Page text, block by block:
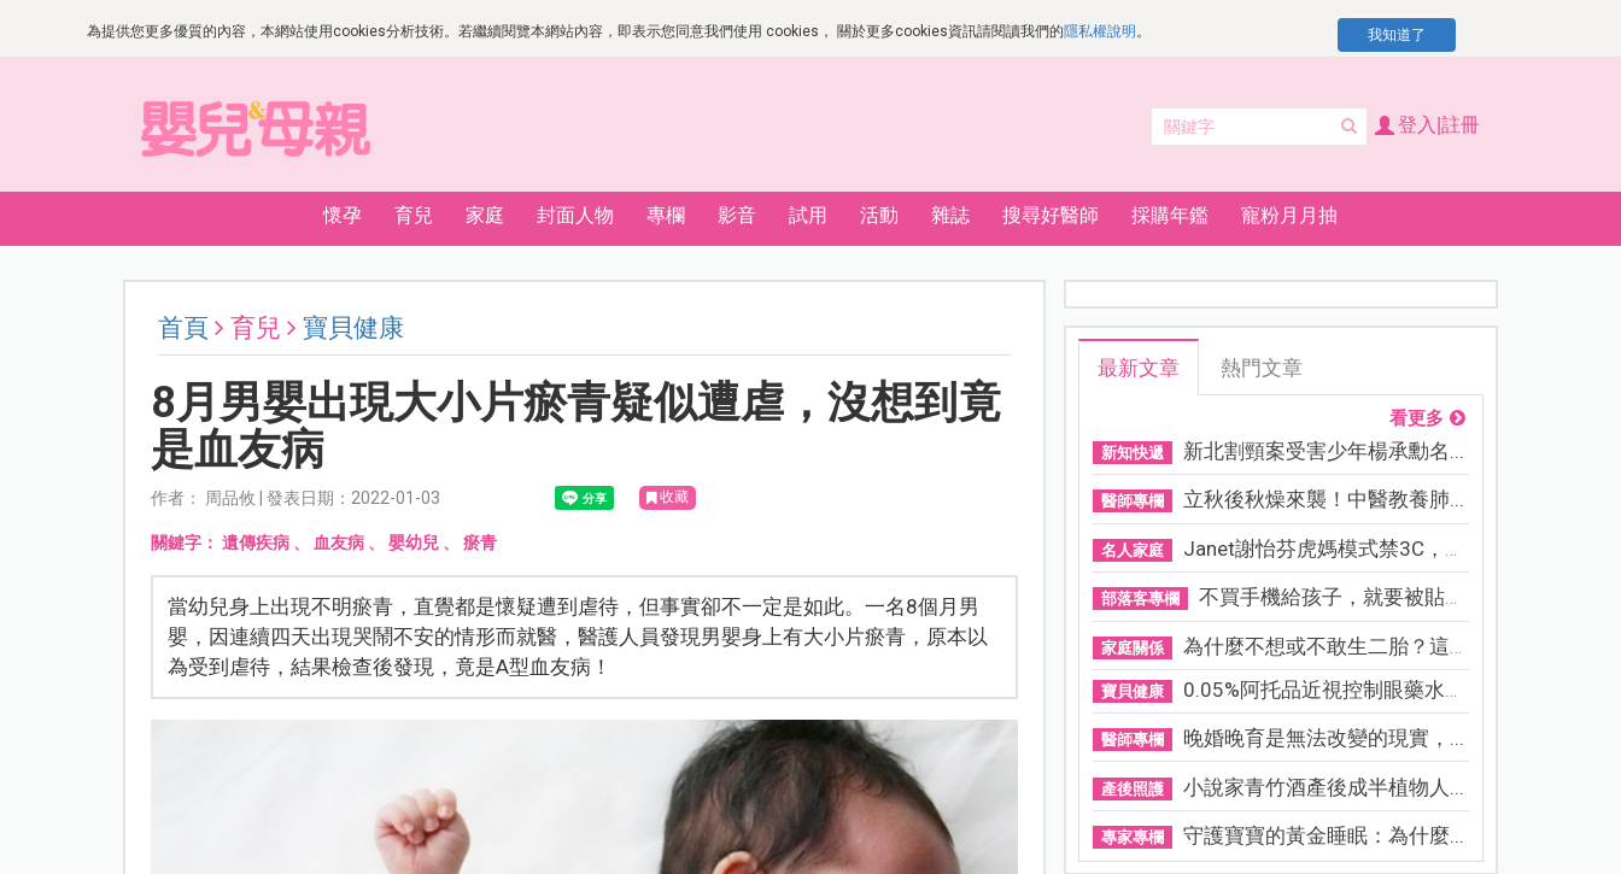
為提供您更多優質的內容，本網站使用cookies分析技術。若繼續閱覽本網站內容，即表示您同意我們使用 cookies， 關於更多cookies資訊請閱讀我們的隱私權說明 。 我知道了
登入|註冊
懷孕 育兒 家庭 封面人物 專欄 影音 試用 活動 雜誌 搜尋好醫師 採購年鑑 寵粉月月抽
首頁 育兒 寶貝健康
8月男嬰出現大小片瘀青疑似遭虐，沒想到竟
是血友病
作者： 周品攸 | 發表日期：2022-01-03 收藏
關鍵字： 遺傳疾病、 血友病、 嬰幼兒、 瘀青
當幼兒身上出現不明瘀青，直覺都是懷疑遭到虐待，但事實卻不一定是如此。一名8個月男
嬰，因連續四天出現哭鬧不安的情形而就醫，醫護人員發現男嬰身上有大小片瘀青，原本以
為受到虐待，結果檢查後發現，竟是A型血友病！
最新文章 熱門文章
看更多
新知快遞 新北割頸案受害少年楊承勳名...
醫師專欄 立秋後秋燥來襲！中醫教養肺...
名人家庭 Janet謝怡芬虎媽模式禁3C，看...
部落客專欄 不買手機給孩子，就要被貼「...
家庭關係 為什麼不想或不敢生二胎？這8...
寶貝健康 0.05%阿托品近視控制眼藥水納...
醫師專欄 晚婚晚育是無法改變的現實，...
產後照護 小說家青竹酒產後成半植物人...
專家專欄 守護寶寶的黃金睡眠：為什麼...